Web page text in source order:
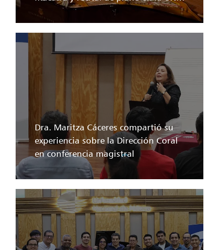
Dra. Maritza Cáceres compartió su
experiencia sobre la Dirección Coral
en conferencia magistral